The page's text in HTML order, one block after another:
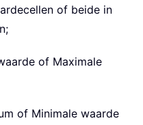
of beide in
of Maximale
of Minimale waarde